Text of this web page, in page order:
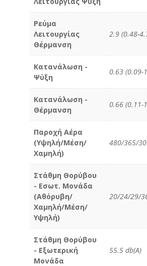
Ρεύμα
Λειτουργίας
Θέρμανση
2.9 (0.48-
Κατανάλωση -
Ψύξη
0.63 (0.09-
Κατανάλωση -
Θέρμανση
0.66 (0.11-
Παροχή Αέρα
(Υψηλή/Μέση/
Χαμηλή)
480/365/
Στάθμη Θορύβου
- Εσωτ. Μονάδα
(Αθόρυβη/
Χαμηλή/Μέση/
Υψηλή)
20/24/29/
Στάθμη Θορύβου
- Εξωτερική
Μονάδα
55.5 db(A)